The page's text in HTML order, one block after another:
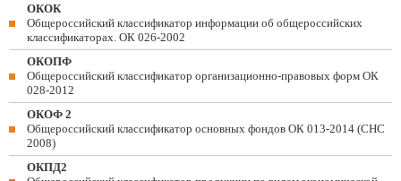
ОКОК
Общероссийский классификатор информации об общероссийских
классификаторах. ОК 026-2002
ОКОПФ
Общероссийский классификатор организационно-правовых форм ОК
028-2012
ОКОФ 2
Общероссийский классификатор основных фондов ОК 013-2014 (СНС
2008)
ОКПД2